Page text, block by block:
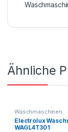
Ähnliche
Waschmaschinen
Electrolux
WAGL4T301